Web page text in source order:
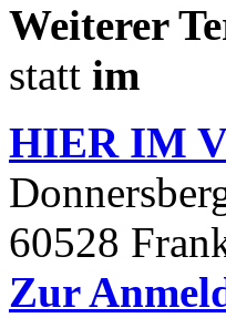
Weiterer
statt im
HIER IM
60528
Zur